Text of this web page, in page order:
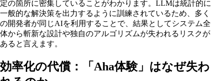
定の箇所に密集していることがわかります。LLMは統計的に
一般的な解決策を出力するように訓練されているため、多く
の開発者が同じAIを利用することで、結果としてシステム全
体から斬新な設計や独自のアルゴリズムが失われるリスクが
あると言えます。
効率化の代償：「Aha体験」はなぜ失わ